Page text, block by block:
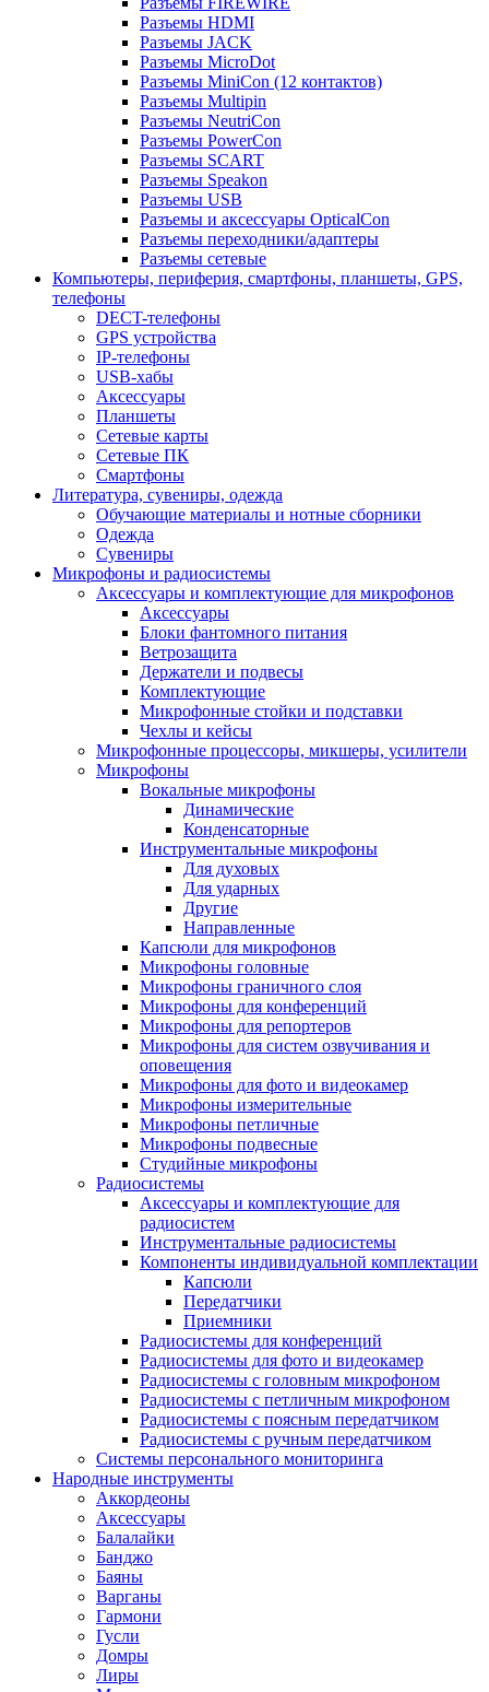
Разъемы HDMI
Разъемы JACK
Разъемы MicroDot
Разъемы MiniCon (12 контактов)
Разъемы Multipin
Разъемы NeutriCon
Разъемы PowerCon
Разъемы SCART
Разъемы Speakon
Разъемы USB
Разъемы и аксессуары OpticalCon
Разъемы переходники/адаптеры
Разъемы сетевые
Компьютеры, периферия, смартфоны, планшеты, GPS,
телефоны
DECT-телефоны
GPS устройства
IP-телефоны
USB-хабы
Аксессуары
Планшеты
Сетевые карты
Сетевые ПК
Смартфоны
Литература, сувениры, одежда
Обучающие материалы и нотные сборники
Одежда
Сувениры
Микрофоны и радиосистемы
Аксессуары и комплектующие для микрофонов
Аксессуары
Блоки фантомного питания
Ветрозащита
Держатели и подвесы
Комплектующие
Микрофонные стойки и подставки
Чехлы и кейсы
Микрофонные процессоры, микшеры, усилители
Микрофоны
Вокальные микрофоны
Динамические
Конденсаторные
Инструментальные микрофоны
Для духовых
Для ударных
Другие
Направленные
Капсюли для микрофонов
Микрофоны головные
Микрофоны граничного слоя
Микрофоны для конференций
Микрофоны для репортеров
Микрофоны для систем озвучивания и
оповещения
Микрофоны для фото и видеокамер
Микрофоны измерительные
Микрофоны петличные
Микрофоны подвесные
Студийные микрофоны
Радиосистемы
Аксессуары и комплектующие для
радиосистем
Инструментальные радиосистемы
Компоненты индивидуальной комплектации
Капсюли
Передатчики
Приемники
Радиосистемы для конференций
Радиосистемы для фото и видеокамер
Радиосистемы с головным микрофоном
Радиосистемы с петличным микрофоном
Радиосистемы с поясным передатчиком
Радиосистемы с ручным передатчиком
Системы персонального мониторинга
Народные инструменты
Аккордеоны
Аксессуары
Балалайки
Банджо
Баяны
Варганы
Гармони
Гусли
Домры
Лиры